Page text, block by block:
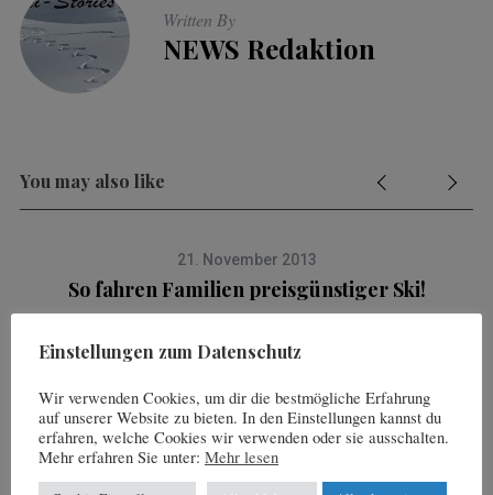
Written By
NEWS Redaktion
You may also like
21. November 2013
So fahren Familien preisgünstiger Ski!
vorheriger Artikel
Der perfekte Skitag: Die goldene Spur durchs Pitztal
Einstellungen zum Datenschutz
Wir verwenden Cookies, um dir die bestmögliche Erfahrung
auf unserer Website zu bieten. In den Einstellungen kannst du
erfahren, welche Cookies wir verwenden oder sie ausschalten.
Mehr erfahren Sie unter: Mehr lesen